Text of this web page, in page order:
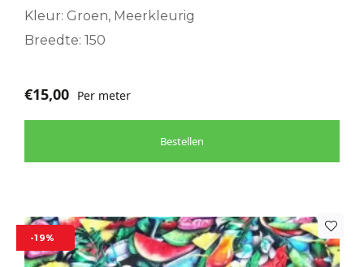
Kleur: Groen, Meerkleurig
Breedte: 150
€15,00 Per meter
Bestellen
-19%